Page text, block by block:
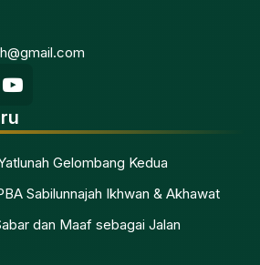
Gelombang Kedua
Sabilunnajah Ikhwan & Akhawat
dan Maaf sebagai Jalan